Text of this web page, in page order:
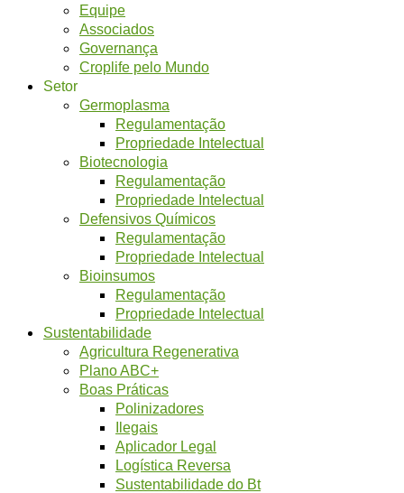
Equipe
Associados
Governança
Croplife pelo Mundo
Setor
Germoplasma
Regulamentação
Propriedade Intelectual
Biotecnologia
Regulamentação
Propriedade Intelectual
Defensivos Químicos
Regulamentação
Propriedade Intelectual
Bioinsumos
Regulamentação
Propriedade Intelectual
Sustentabilidade
Agricultura Regenerativa
Plano ABC+
Boas Práticas
Polinizadores
Ilegais
Aplicador Legal
Logística Reversa
Sustentabilidade do Bt